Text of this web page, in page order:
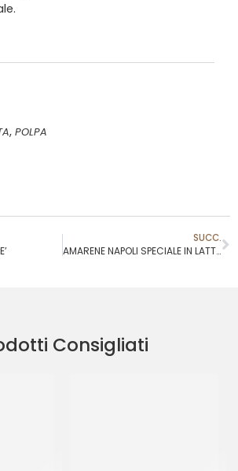
, POLPA
SUCC.
AMARENE NAPOLI SPECIALE IN LATTA 68BX
Consigliati